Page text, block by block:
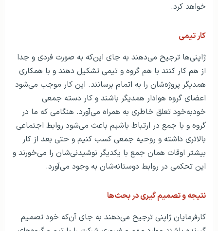
خواهد کرد.
کار تیمی
ژاپنی‌ها ترجیح می‌دهند به جای این‌که به صورت فردی و جدا
از هم کار کنند با هم گروه و تیمی تشکیل دهند و با همکاری
همدیگر پروژه‌شان را به اتمام برسانند. این کار موجب می‌شود
اعضای گروه هوادار همدیگر باشند و کار دسته جمعی
خودبه‌خود تعلق خاطری به همراه می‌آورد. هنگامی که ما در
گروه و با جمع در ارتباط باشیم باعث می‌شود روابط اجتماعی
بالاتری داشته و روحیه جمعی کسب کنیم و حتی بعد از کار
بیشتر اوقات همان جمع با یکدیگر نوشیدنی‌شان را می‌خورند و
این تحکمی در روابط دوستانه‌شان به وجود می‌آورد.
نتیجه و تصمیم گیری در بحث‌ها
کارفرمایان ژاپنی ترجیح می‌دهند به جای آن‌که خود تصمیم